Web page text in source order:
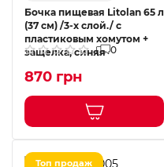
Бочка пищевая Litolan 65 л
(37 см) /3-х слой./ с
пластиковым хомутом +
защелка, синяя 0
870 грн
Топ продаж